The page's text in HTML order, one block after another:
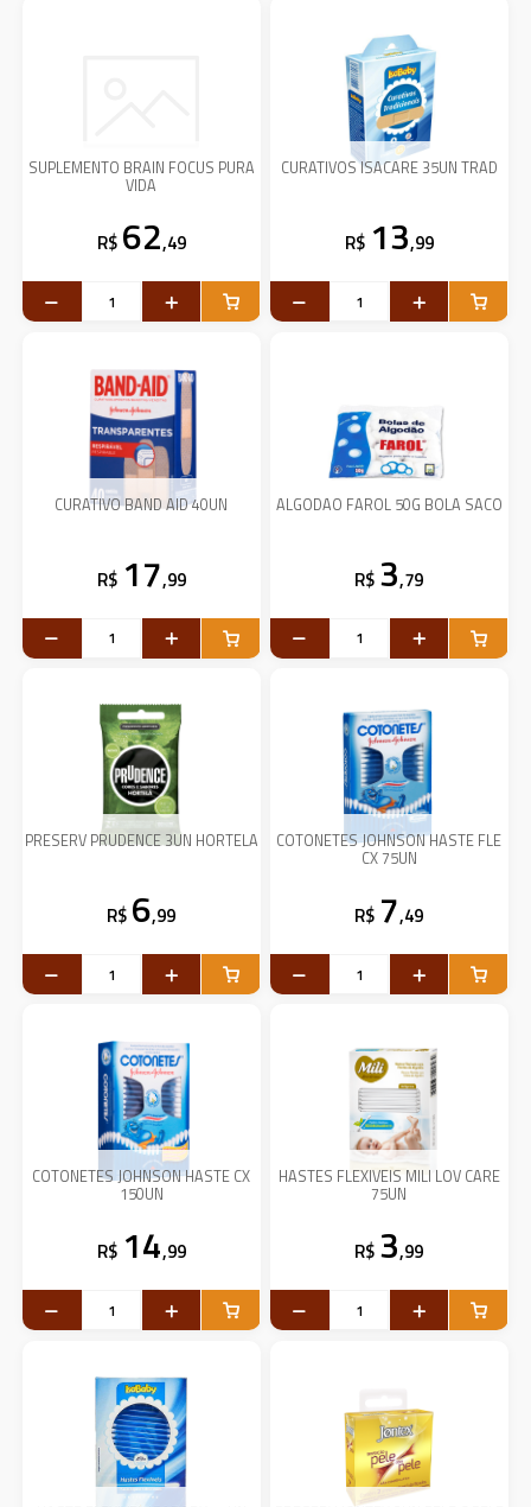
SUPLEMENTO BRAIN FOCUS PURA
VIDA
R$ 62,49
CURATIVOS ISACARE 35UN TRAD
R$ 13,99
CURATIVO BAND AID 40UN
R$ 17,99
ALGODAO FAROL 50G BOLA SACO
R$ 3,79
PRESERV PRUDENCE 3UN HORTELA
R$ 6,99
COTONETES JOHNSON HASTE FLE
CX 75UN
R$ 7,49
COTONETES JOHNSON HASTE CX
150UN
R$ 14,99
HASTES FLEXIVEIS MILI LOV CARE
75UN
R$ 3,99